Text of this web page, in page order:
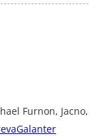
Furnon, Jacno,